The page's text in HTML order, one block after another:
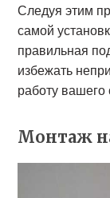
Следуя этим
самой
правильная
избежать
работу вашего
Монтаж